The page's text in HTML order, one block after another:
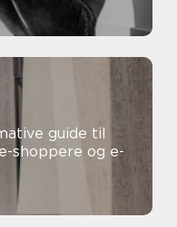
guide til
shoppere og e-